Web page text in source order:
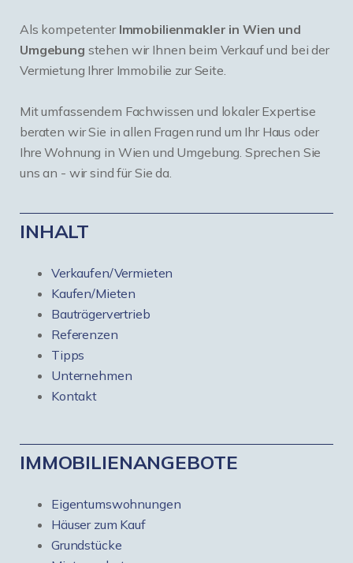
Als kompetenter Immobilienmakler in Wien und
Umgebung stehen wir Ihnen beim Verkauf und bei der
Vermietung Ihrer Immobilie zur Seite.
Mit umfassendem Fachwissen und lokaler Expertise
beraten wir Sie in allen Fragen rund um Ihr Haus oder
Ihre Wohnung in Wien und Umgebung. Sprechen Sie
uns an - wir sind für Sie da.
INHALT
Verkaufen/Vermieten
Kaufen/Mieten
Bauträgervertrieb
Referenzen
Tipps
Unternehmen
Kontakt
IMMOBILIENANGEBOTE
Eigentumswohnungen
Häuser zum Kauf
Grundstücke